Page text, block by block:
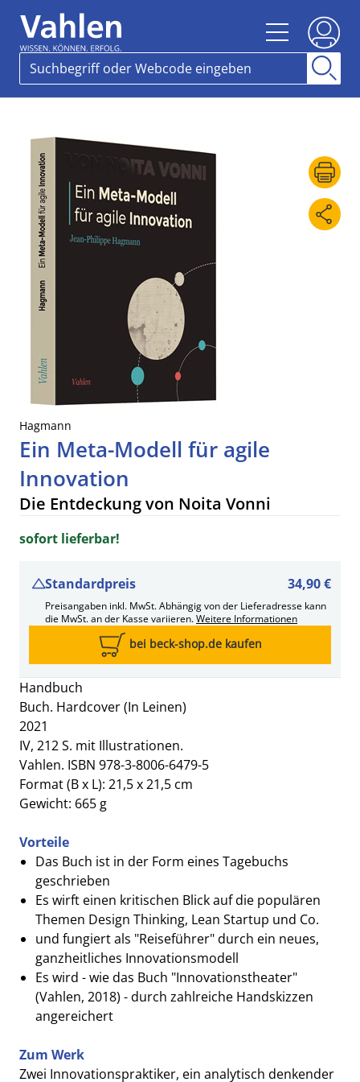
Hagmann
Ein Meta-Modell für agile
Innovation
Die Entdeckung von Noita Vonni
Handbuch
Buch. Hardcover (In Leinen)
2021
IV, 212 S. mit Illustrationen.
Vahlen. ISBN 978-3-8006-6479-5
Format (B x L): 21,5 x 21,5 cm
Gewicht: 665 g
Vorteile
Das Buch ist in der Form eines Tagebuchs
geschrieben
Es wirft einen kritischen Blick auf die populären
Themen Design Thinking, Lean Startup und Co.
und fungiert als "Reiseführer" durch ein neues,
ganzheitliches Innovationsmodell
Es wird - wie das Buch "Innovationstheater"
(Vahlen, 2018) - durch zahlreiche Handskizzen
angereichert
Zum Werk
Zwei Innovationspraktiker, ein analytisch denkender
sofort lieferbar!
Standardpreis 34,90 €
Preisangaben inkl. MwSt. Abhängig von der Lieferadresse kann
die MwSt. an der Kasse variieren.Weitere Informationen
bei beck-shop.de kaufen